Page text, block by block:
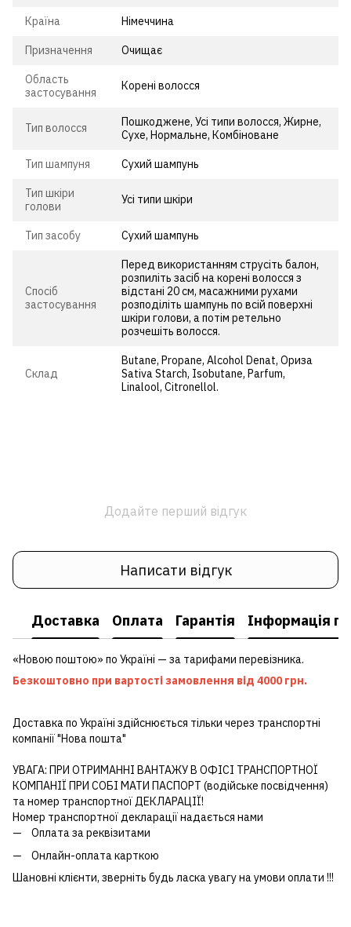
Країна Німеччина
Призначення Очищає
Область
застосування
Корені волосся
Тип волосся
Пошкоджене, Усі типи волосся, Жирне,
Сухе, Нормальне, Комбіноване
Тип шампуня Сухий шампунь
Тип шкіри
голови
Усі типи шкіри
Тип засобу Сухий шампунь
Спосіб
застосування
Перед використанням струсіть балон,
розпиліть засіб на корені волосся з
відстані 20 см, масажними рухами
розподіліть шампунь по всій поверхні
шкіри голови, а потім ретельно
розчешіть волосся.
Cклад
Butane, Propane, Alcohol Denat, Ориза
Sativa Starch, Isobutane, Parfum,
Linalool, Citronellol.
Додайте перший відгук
Написати відгук
Доставка Оплата Гарантія Інформація
«Новою поштою» по Україні — за тарифами перевізника.
Безкоштовно при вартості замовлення від 4000 грн.
Доставка по Україні здійснюється тільки через транспортні
компанії "Нова пошта"
УВАГА: ПРИ ОТРИМАННІ ВАНТАЖУ В ОФІСІ ТРАНСПОРТНОЇ
КОМПАНІЇ ПРИ СОБІ МАТИ ПАСПОРТ (водійське посвідчення)
та номер транспортної ДЕКЛАРАЦІЇ!
Номер транспортної декларації надається нами
Оплата за реквізитами
Онлайн-оплата карткою
Шановні клієнти, зверніть будь ласка увагу на умови оплати !!!